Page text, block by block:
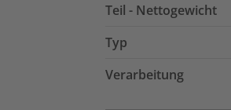
Teil - Nettogewicht
Typ
Verarbeitung